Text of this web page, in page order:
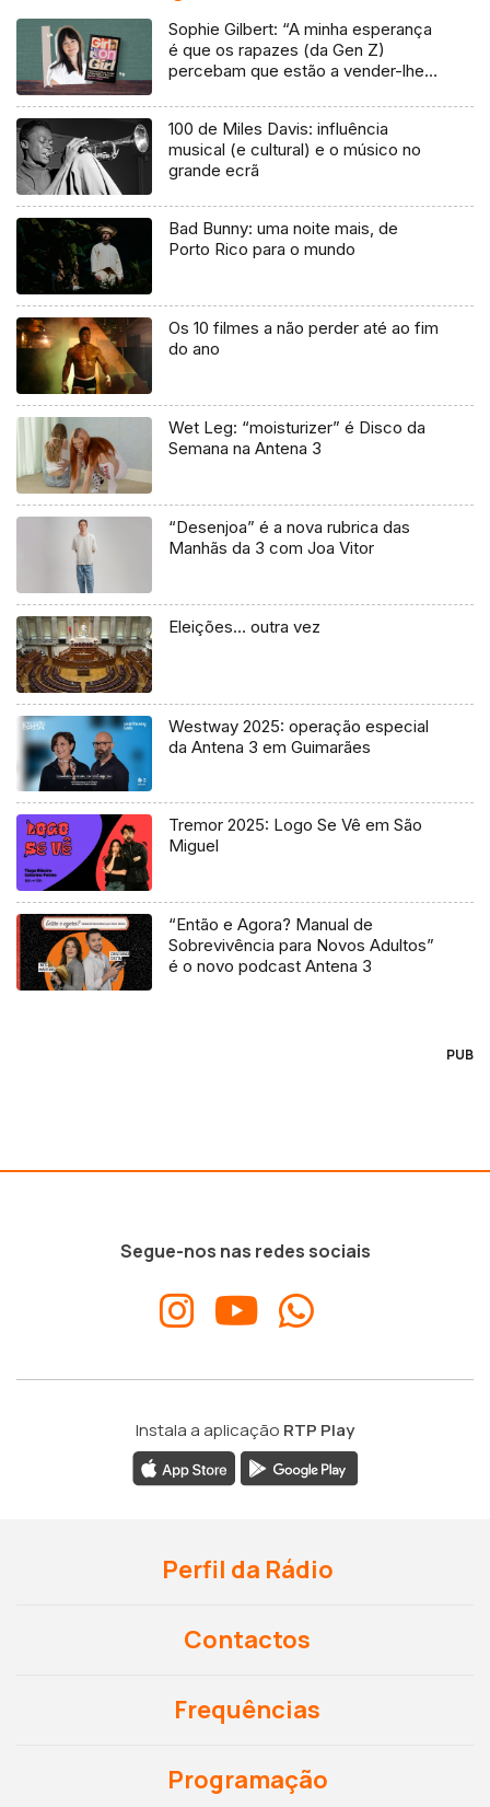
Sophie Gilbert: “A minha esperança
é que os rapazes (da Gen Z)
percebam que estão a vender-lhes
100 de Miles Davis: influência
musical (e cultural) e o músico no
grande ecrã
Bad Bunny: uma noite mais, de
Porto Rico para o mundo
Os 10 filmes a não perder até ao fim
do ano
Wet Leg: “moisturizer” é Disco da
Semana na Antena 3
“Desenjoa” é a nova rubrica das
Manhãs da 3 com Joa Vitor
Eleições… outra vez
Westway 2025: operação especial
da Antena 3 em Guimarães
Tremor 2025: Logo Se Vê em São
Miguel
“Então e Agora? Manual de
Sobrevivência para Novos Adultos”
é o novo podcast Antena 3
PUB
Segue-nos nas redes sociais
Instala a aplicação RTP Play
Perfil da Rádio
Contactos
Frequências
Programação